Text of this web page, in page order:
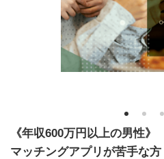
1 2 3
《年収600万円以上の男性》
マッチングアプリが苦手な方